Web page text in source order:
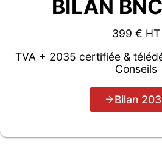
BILAN
399 € HT
TVA + 2035 certifiée &
Conseils
Bilan